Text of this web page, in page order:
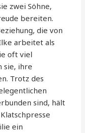
zwei Söhne,
bereiten.
die von
arbeitet als
oft viel
sie, ihre
Trotz des
sind, hält
ein